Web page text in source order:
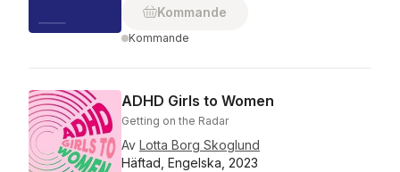
Kommande
Kommande
ADHD Girls to Women
Getting on the Radar
Av Lotta Borg Skoglund
Häftad, Engelska, 2023